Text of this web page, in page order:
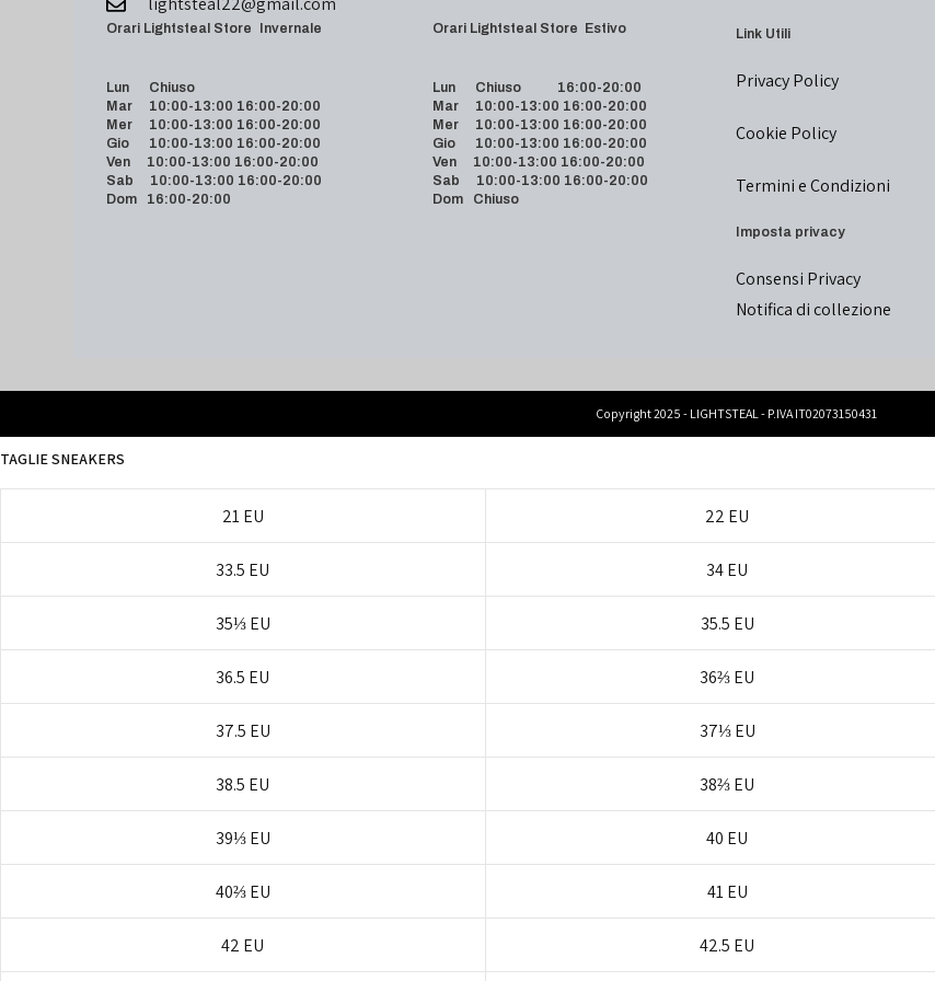
Orari Lightsteal Store Invernale
Lun Chiuso
Mar 10:00-13:00 16:00-20:00
Mer 10:00-13:00 16:00-20:00
Gio 10:00-13:00 16:00-20:00
Ven 10:00-13:00 16:00-20:00
Sab 10:00-13:00 16:00-20:00
Dom 16:00-20:00
Orari Lightsteal Store Estivo
Lun Chiuso 16:00-20:00
Mar 10:00-13:00 16:00-20:00
Mer 10:00-13:00 16:00-20:00
Gio 10:00-13:00 16:00-20:00
Ven 10:00-13:00 16:00-20:00
Sab 10:00-13:00 16:00-20:00
Dom Chiuso
Link Utili
Privacy Policy
Cookie Policy
Termini e Condizioni
Imposta privacy
Consensi Privacy
Notifica di collezione
Copyright 2025 - LIGHTSTEAL - P.IVA IT02073150431
TAGLIE SNEAKERS
21 EU 22 EU
33.5 EU 34 EU
35⅓ EU 35.5 EU
36.5 EU 36⅔ EU
37.5 EU 37⅓ EU
38.5 EU 38⅔ EU
39⅓ EU 40 EU
40⅔ EU 41 EU
42 EU 42.5 EU